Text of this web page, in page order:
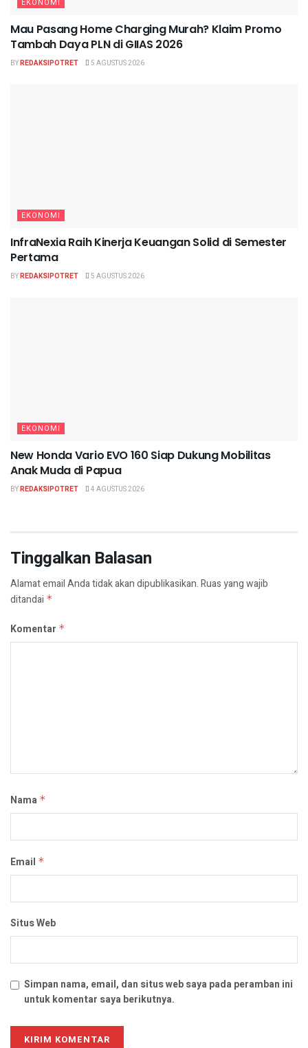
Mau Pasang Home Charging Murah? Klaim Promo
Tambah Daya PLN di GIIAS 2026
BYREDAKSIPOTRET 5 AGUSTUS 2026
EKONOMI
InfraNexia Raih Kinerja Keuangan Solid di Semester
Pertama
BYREDAKSIPOTRET 5 AGUSTUS 2026
EKONOMI
New Honda Vario EVO 160 Siap Dukung Mobilitas
Anak Muda di Papua
BYREDAKSIPOTRET 4 AGUSTUS 2026
Tinggalkan Balasan
Alamat email Anda tidak akan dipublikasikan.Ruas yang wajib
ditandai *
Komentar *
Nama *
Email *
Situs Web
Simpan nama, email, dan situs web saya pada peramban ini
untuk komentar saya berikutnya.